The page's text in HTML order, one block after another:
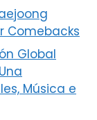
Comebacks
Global
Música e